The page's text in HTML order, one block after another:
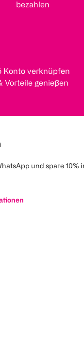
bezahlen
Konto verknüpfen
Vorteile genießen
und spare 10%